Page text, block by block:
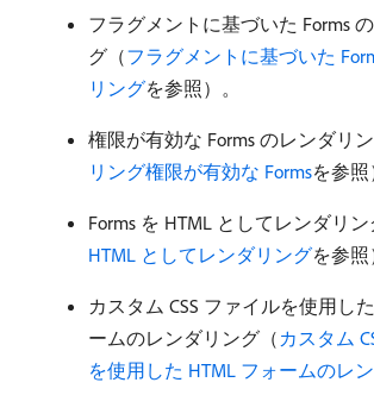
フラグメントに基づいた Forms
グ（フラグメントに基づいた
リングを参照）。
権限が有効な Forms のレンダリ
リング権限が有効な Formsを参照
Forms を HTML としてレンダリン
HTML としてレンダリングを参照
カスタム CSS ファイルを使用し
ームのレンダリング（ カスタム
を使用した HTML フォームのレ